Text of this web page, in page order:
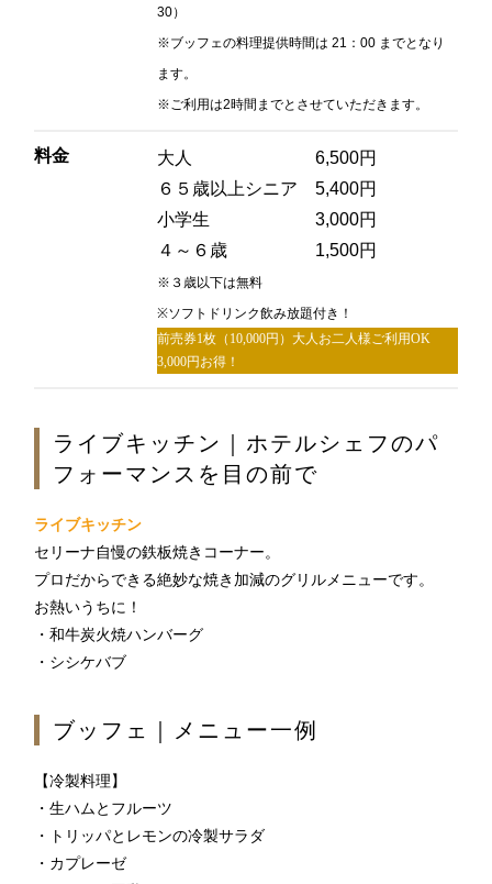
30）
※ブッフェの料理提供時間は 21：00 までとなり
ます。
※ご利用は2時間までとさせていただきます。
料金
大人 6,500円
６５歳以上シニア 5,400円
小学生 3,000円
４～６歳 1,500円
※３歳以下は無料
※ソフトドリンク飲み放題付き！
前売券1枚（10,000円）大人お二人様ご利用OK
3,000円お得！
ライブキッチン｜ホテルシェフのパ
フォーマンスを目の前で
ライブキッチン
セリーナ自慢の鉄板焼きコーナー。
プロだからできる絶妙な焼き加減のグリルメニューです。
お熱いうちに！
・和牛炭火焼ハンバーグ
・シシケバブ
ブッフェ｜メニュー一例
【冷製料理】
・生ハムとフルーツ
・トリッパとレモンの冷製サラダ
・カプレーゼ
TEL 092-482-1166
弁慶
お席のご予約
TEL 092-482-1165
ティー＆カクテルラウンジ
TEL 092-482-1167
夜間飛行